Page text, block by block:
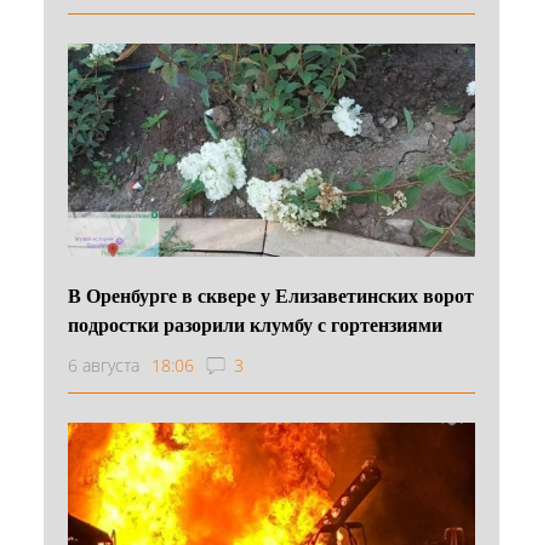
В Оренбурге в сквере у Елизаветинских ворот
подростки разорили клумбу с гортензиями
6 августа 18:06 3